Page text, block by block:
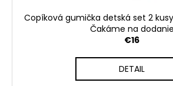
Copíková gumička detská set 2
Čakáme na dodanie
€16
DETAIL